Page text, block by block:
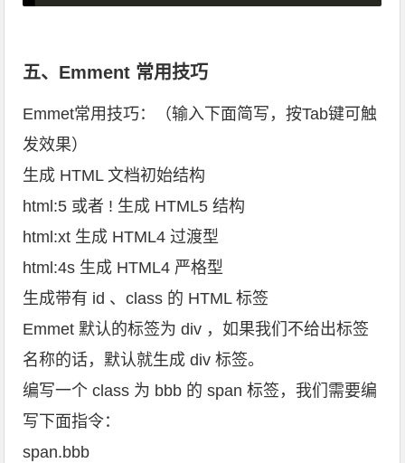
五、Emment 常用技巧
Emmet常用技巧：（输入下面简写，按Tab键可触
发效果）
生成 HTML 文档初始结构
html:5 或者 ! 生成 HTML5 结构
html:xt 生成 HTML4 过渡型
html:4s 生成 HTML4 严格型
生成带有 id 、class 的 HTML 标签
Emmet 默认的标签为 div ，如果我们不给出标签
名称的话，默认就生成 div 标签。
编写一个 class 为 bbb 的 span 标签，我们需要编
写下面指令：
span.bbb